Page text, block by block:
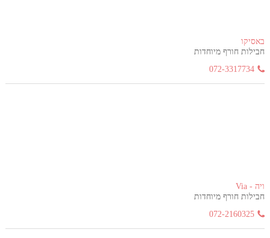
באסיקו
חבילות חורף מיוחדות
072-3317734
ויה - Via
חבילות חורף מיוחדות
072-2160325